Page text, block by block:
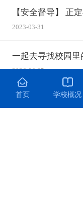
【安全督导】 正
2023-03-31
一起去寻找校园里
2026-06-25
首页 学校概况